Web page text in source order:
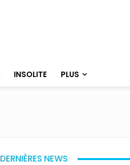
INSOLITE PLUS
DERNIÈRES NEWS